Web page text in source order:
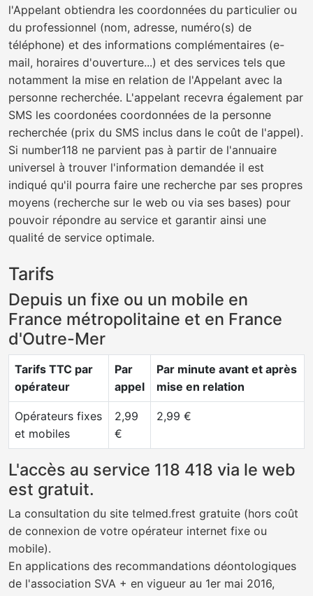
l'Appelant obtiendra les coordonnées du particulier ou
du professionnel (nom, adresse, numéro(s) de
téléphone) et des informations complémentaires (e-
mail, horaires d'ouverture...) et des services tels que
notamment la mise en relation de l'Appelant avec la
personne recherchée. L'appelant recevra également par
SMS les coordonées coordonnées de la personne
recherchée (prix du SMS inclus dans le coût de l'appel).
Si number118 ne parvient pas à partir de l'annuaire
universel à trouver l'information demandée il est
indiqué qu'il pourra faire une recherche par ses propres
moyens (recherche sur le web ou via ses bases) pour
pouvoir répondre au service et garantir ainsi une
qualité de service optimale.
Tarifs
Depuis un fixe ou un mobile en
France métropolitaine et en France
d'Outre-Mer
Tarifs TTC par
opérateur
Par
appel
Par minute avant et après
mise en relation
Opérateurs fixes
et mobiles
2,99
€
2,99 €
L'accès au service 118 418 via le web
est gratuit.
La consultation du site telmed.frest gratuite (hors coût
de connexion de votre opérateur internet fixe ou
mobile).
En applications des recommandations déontologiques
de l'association SVA + en vigueur au 1er mai 2016,